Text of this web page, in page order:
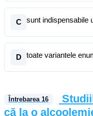
C sunt indispensabile
D toate variantele
Întrebarea 16
că la o